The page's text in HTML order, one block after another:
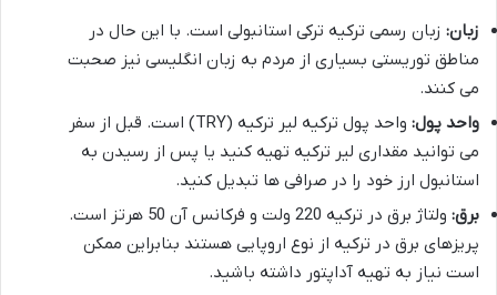
زبان: زبان رسمی ترکیه ترکی استانبولی است. با این حال در
مناطق توریستی بسیاری از مردم به زبان انگلیسی نیز صحبت
می کنند.
واحد پول:
واحد پول ترکیه لیر ترکیه (TRY) است. قبل از سفر
می توانید مقداری لیر ترکیه تهیه کنید یا پس از رسیدن به
استانبول ارز خود را در صرافی ها تبدیل کنید.
برق:
ولتاژ برق در ترکیه 220 ولت و فرکانس آن 50 هرتز است.
پریزهای برق در ترکیه از نوع اروپایی هستند بنابراین ممکن
است نیاز به تهیه آداپتور داشته باشید.